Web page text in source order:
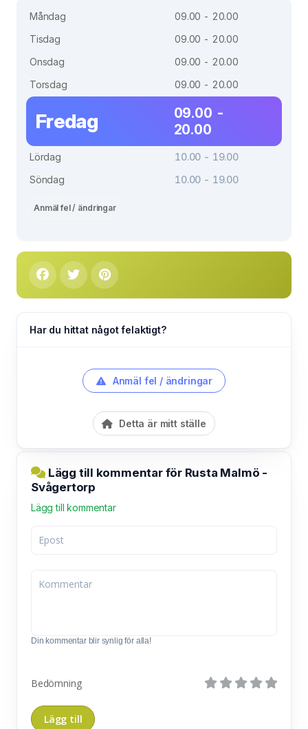
Måndag
09.00 - 20.00
Tisdag
09.00 - 20.00
Onsdag
09.00 - 20.00
Torsdag
09.00 - 20.00
Fredag
09.00 -
20.00
Lördag
10.00 - 19.00
Söndag
10.00 - 19.00
Anmäl fel / ändringar
Har du hittat något felaktigt?
Anmäl fel / ändringar
Detta är mitt ställe
Lägg till kommentar för Rusta Malmö -
Svågertorp
Lägg till kommentar
Din kommentar blir synlig för alla!
Bedömning